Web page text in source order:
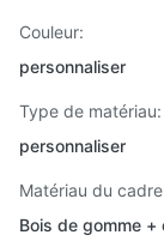
Couleur:
personnaliser
Type de matériau:
personnaliser
Matériau du
Bois de gomme